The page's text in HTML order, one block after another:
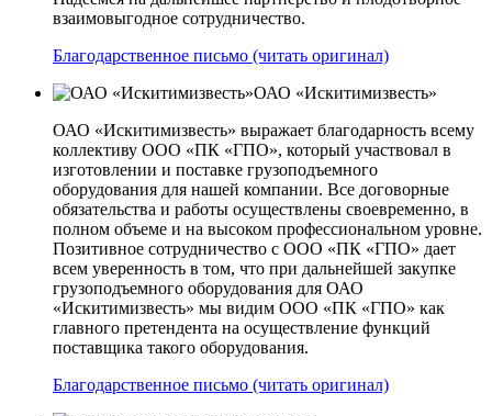
взаимовыгодное сотрудничество.
Благодарственное письмо (читать оригинал)
ОАО «Искитимизвесть»
ОАО «Искитимизвесть» выражает благодарность всему
коллективу ООО «ПК «ГПО», который участвовал в
изготовлении и поставке грузоподъемного
оборудования для нашей компании. Все договорные
обязательства и работы осуществлены своевременно, в
полном объеме и на высоком профессиональном уровне.
Позитивное сотрудничество с ООО «ПК «ГПО» дает
всем уверенность в том, что при дальнейшей закупке
грузоподъемного оборудования для ОАО
«Искитимизвесть» мы видим ООО «ПК «ГПО» как
главного претендента на осуществление функций
поставщика такого оборудования.
Благодарственное письмо (читать оригинал)